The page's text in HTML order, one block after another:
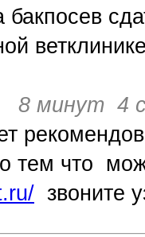
8 минут 4
тем что
звоните